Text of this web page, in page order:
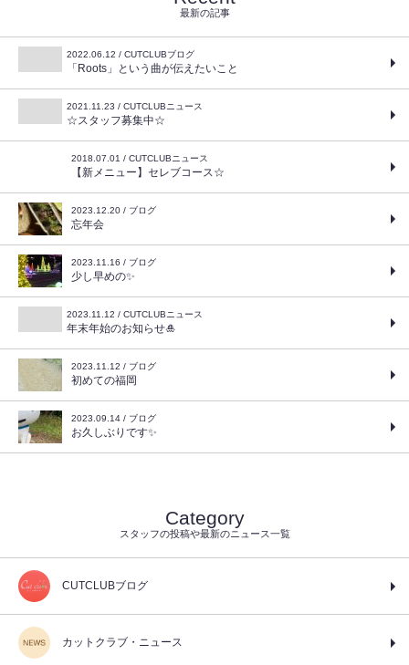
最新の記事
2022.06.12 / CUTCLUBブログ
「Roots」という曲が伝えたいこと
2021.11.23 / CUTCLUBニュース
☆スタッフ募集中☆
2018.07.01 / CUTCLUBニュース
【新メニュー】セレブコース☆
2023.12.20 / ブログ
忘年会
2023.11.16 / ブログ
少し早めの✨
2023.11.12 / CUTCLUBニュース
年末年始のお知らせ🎍
2023.11.12 / ブログ
初めての福岡
2023.09.14 / ブログ
お久しぶりです✨
Category
スタッフの投稿や最新のニュース一覧
CUTCLUBブログ
カットクラブ・ニュース